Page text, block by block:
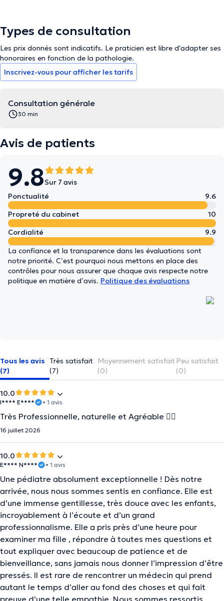
Types de consultation
Les prix donnés sont indicatifs. Le praticien est libre d'adapter ses
honoraires en fonction de la pathologie.
Inscrivez-vous pour afficher les tarifs
Consultation générale
30 min
Avis de patients
9.8Sur 7 avis
Ponctualité
9.6
Propreté du cabinet
10
Cordialité
9.9
La confiance et la transparence dans les évaluations sont
notre priorité. C’est pourquoi nous mettons en place des
contrôles pour nous assurer que chaque avis respecte notre
politique en matière d’avis. Politique des évaluations
Tous les avis
(7)
Très satisfait
(7)
Moyennement satisfait
(0)
Peu satisfait
(0)
10.0
I**** E**** • 1 avis
Très Professionnelle, naturelle et Agréable 👌🏼
16 juillet 2026
10.0
E**** N**** • 1 avis
Une pédiatre absolument exceptionnelle ! Dès notre
arrivée, nous nous sommes sentis en confiance. Elle est
d’une immense gentillesse, très douce avec les enfants,
incroyablement à l’écoute et d’un grand
professionnalisme. Elle a pris près d’une heure pour
examiner ma fille , répondre à toutes mes questions et
tout expliquer avec beaucoup de patience et de
bienveillance, sans jamais nous donner l’impression d’être
pressés. Il est rare de rencontrer un médecin qui prend
autant le temps d’aller au fond des choses et qui fait
preuve d’une telle empathie. Nous sommes ressortis